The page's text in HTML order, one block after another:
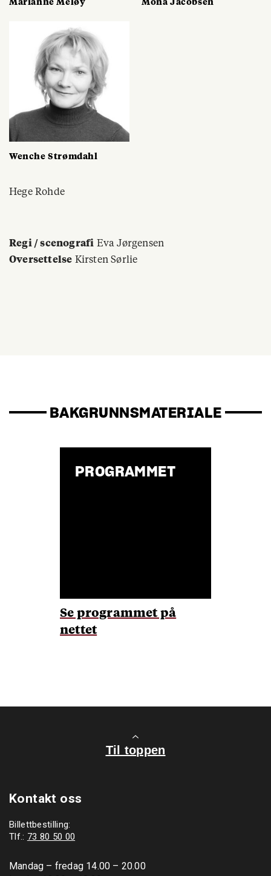
Marianne Meløy Mona Jacobsen
Wenche Strømdahl
Hege Rohde
Regi / scenografi Eva Jørgensen
Oversettelse Kirsten Sørlie
BAKGRUNNSMATERIALE
PROGRAMMET
Se programmet på
nettet
Til toppen
Kontakt oss
Billettbestilling:
Tlf.: 73 80 50 00
Mandag – fredag 14.00 – 20.00